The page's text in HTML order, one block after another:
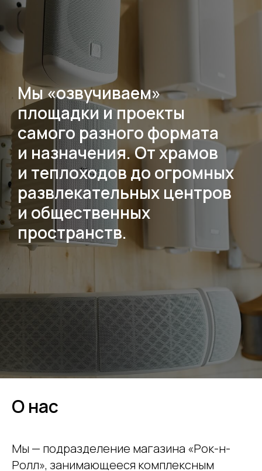
Мы «озвучиваем»
площадки и проекты
самого разного формата
и назначения. От храмов
и теплоходов до огромных
развлекательных центров
и общественных
пространств.
О нас
Мы — подразделение магазина «Рок-н-
Ролл», занимающееся комплексным